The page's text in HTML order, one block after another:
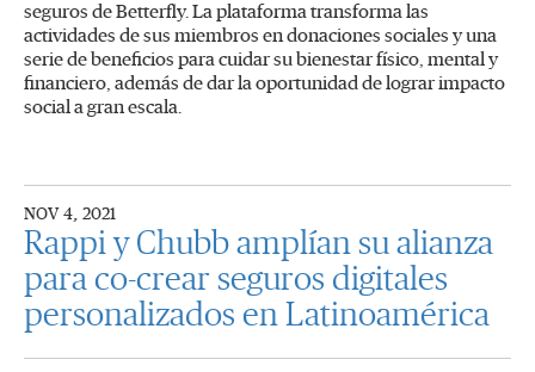
seguros de Betterfly. La plataforma transforma las
actividades de sus miembros en donaciones sociales y una
serie de beneficios para cuidar su bienestar físico, mental y
financiero, además de dar la oportunidad de lograr impacto
social a gran escala.
NOV 4, 2021
Rappi y Chubb amplían su alianza
para co-crear seguros digitales
personalizados en Latinoamérica